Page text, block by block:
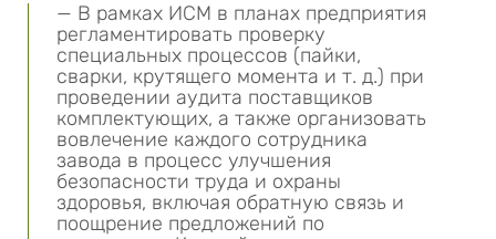
— В рамках ИСМ в планах предприятия
регламентировать проверку
специальных процессов (пайки,
сварки, крутящего момента и т. д.) при
проведении аудита поставщиков
комплектующих, а также организовать
вовлечение каждого сотрудника
завода в процесс улучшения
безопасности труда и охраны
здоровья, включая обратную связь и
поощрение предложений по